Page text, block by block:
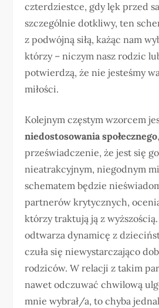
czterdziestce, gdy lęk przed
szczególnie dotkliwy, ten
z podwójną siłą, każąc nam
którzy – niczym nasz rodzic
potwierdzą, że nie jesteśmy
miłości.
Kolejnym częstym wzorcem
niedostosowania społecznego
przeświadczenie, że jest się
nieatrakcyjnym, niegodnym
schematem będzie
partnerów krytycznych,
którzy traktują ją z
odtwarza dynamicę z
czuła się niewystarczająco
rodziców. W relacji z takim
nawet odczuwać chwilową
mnie wybrał/a, to chyba